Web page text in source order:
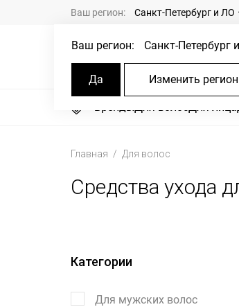
Ваш регион: Санкт-Петербург и ЛО
Ваш регион: Санкт-Петербург
Да Изменить регион
БрендыДля волосДля лица
Главная Для волос
Средства ухода
Категории
Для мужских волос